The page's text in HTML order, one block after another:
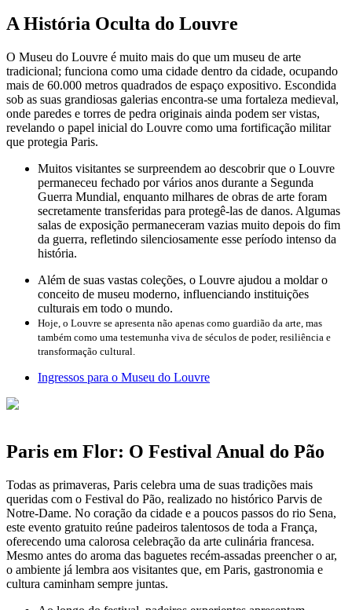
A História Oculta do Louvre
O Museu do Louvre é muito mais do que um museu de arte
tradicional; funciona como uma cidade dentro da cidade, ocupando
mais de 60.000 metros quadrados de espaço expositivo. Escondida
sob as suas grandiosas galerias encontra-se uma fortaleza medieval,
onde paredes e torres de pedra originais ainda podem ser vistas,
revelando o papel inicial do Louvre como uma fortificação militar
que protegia Paris.
Muitos visitantes se surpreendem ao descobrir que o Louvre
permaneceu fechado por vários anos durante a Segunda
Guerra Mundial, enquanto milhares de obras de arte foram
secretamente transferidas para protegê-las de danos. Algumas
salas de exposição permaneceram vazias muito depois do fim
da guerra, refletindo silenciosamente esse período intenso da
história.
Além de suas vastas coleções, o Louvre ajudou a moldar o
conceito de museu moderno, influenciando instituições
culturais em todo o mundo.
Hoje, o Louvre se apresenta não apenas como guardião da arte, mas
também como uma testemunha viva de séculos de poder, resiliência e
transformação cultural.
Ingressos para o Museu do Louvre
Paris em Flor: O Festival Anual do Pão
Todas as primaveras, Paris celebra uma de suas tradições mais
queridas com o Festival do Pão, realizado no histórico Parvis de
Notre-Dame. No coração da cidade e a poucos passos do rio Sena,
este evento gratuito reúne padeiros talentosos de toda a França,
oferecendo uma calorosa celebração da arte culinária francesa.
Mesmo antes do aroma das baguetes recém-assadas preencher o ar,
o ambiente já lembra aos visitantes que, em Paris, gastronomia e
cultura caminham sempre juntas.